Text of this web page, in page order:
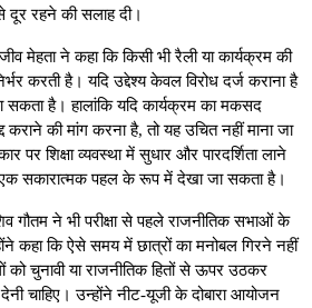
दूर रहने की सलाह दी।
मेहता ने कहा कि किसी भी रैली या कार्यक्रम की
करती है। यदि उद्देश्य केवल विरोध दर्ज कराना है
सकता है। हालांकि यदि कार्यक्रम का मकसद
कराने की मांग करना है, तो यह उचित नहीं माना जा
पर शिक्षा व्यवस्था में सुधार और पारदर्शिता लाने
एक सकारात्मक पहल के रूप में देखा जा सकता है।
गौतम ने भी परीक्षा से पहले राजनीतिक सभाओं के
कहा कि ऐसे समय में छात्रों का मनोबल गिरने नहीं
को चुनावी या राजनीतिक हितों से ऊपर उठकर
चाहिए। उन्होंने नीट-यूजी के दोबारा आयोजन